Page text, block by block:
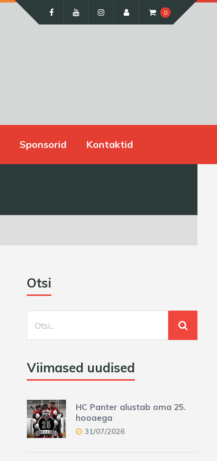
0
Sponsorid Kontaktid
Otsi
Viimased uudised
HC Panter alustab oma 25.
hooaega
31/07/2026